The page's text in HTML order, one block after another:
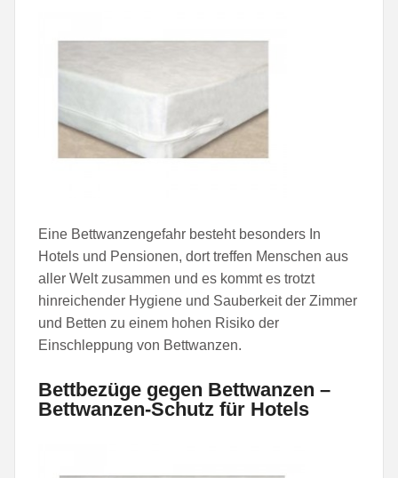
Eine Bettwanzengefahr besteht besonders In
Hotels und Pensionen, dort treffen Menschen aus
aller Welt zusammen und es kommt es trotzt
hinreichender Hygiene und Sauberkeit der Zimmer
und Betten zu einem hohen Risiko der
Einschleppung von Bettwanzen.
Bettbezüge gegen Bettwanzen –
Bettwanzen-Schutz für Hotels